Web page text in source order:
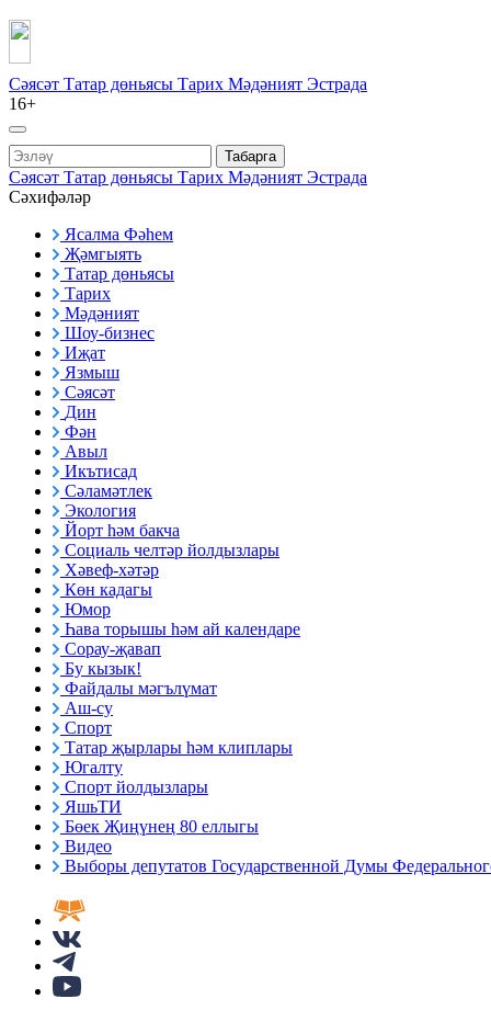
Сәясәт Татар дөньясы Тарих Мәдәният Эстрада
16+
Табарга
Сәясәт Татар дөньясы Тарих Мәдәният Эстрада
Сәхифәләр
Ясалма Фәһем
Җәмгыять
Татар дөньясы
Тарих
Мәдәният
Шоу-бизнес
Иҗат
Язмыш
Сәясәт
Дин
Фән
Авыл
Икътисад
Сәламәтлек
Экология
Йорт һәм бакча
Социаль челтәр йолдызлары
Хәвеф-хәтәр
Көн кадагы
Юмор
Һава торышы һәм ай календаре
Сорау-җавап
Бу кызык!
Файдалы мәгълүмат
Аш-су
Спорт
Татар җырлары һәм клиплары
Югалту
Спорт йолдызлары
ЯшьТИ
Бөек Җиңүнең 80 еллыгы
Видео
Выборы депутатов Государственной Думы